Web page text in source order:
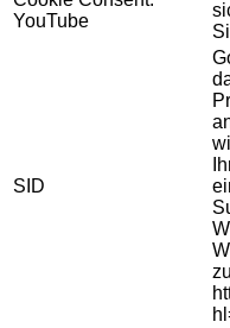
YouTube
SID